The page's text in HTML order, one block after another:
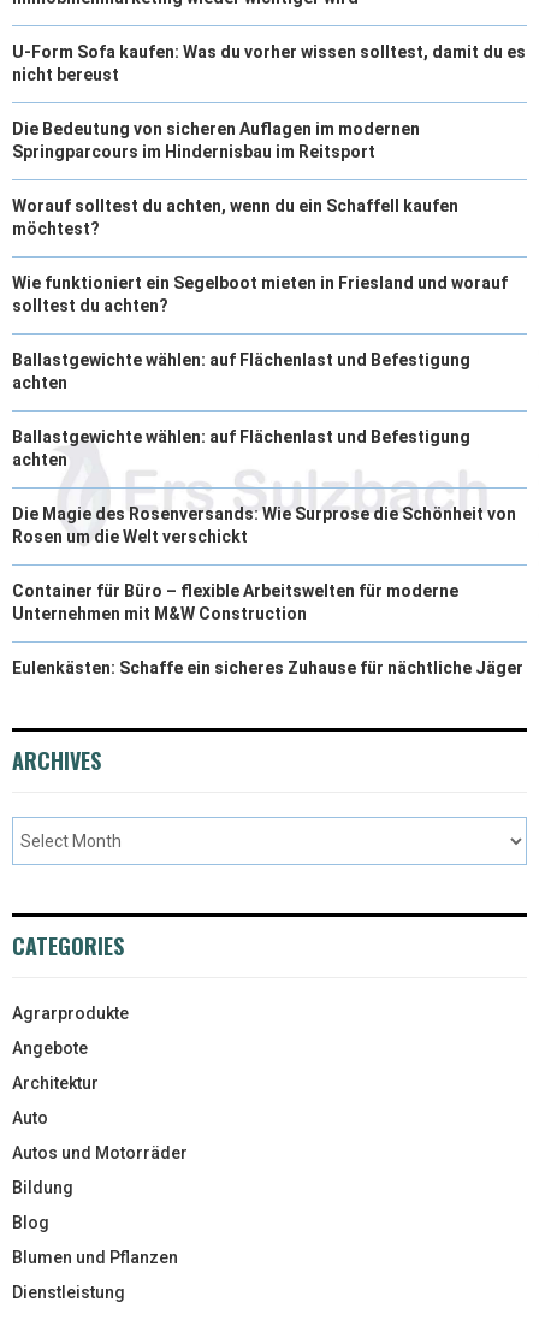
U-Form Sofa kaufen: Was du vorher wissen solltest, damit du es
nicht bereust
Die Bedeutung von sicheren Auflagen im modernen
Springparcours im Hindernisbau im Reitsport
Worauf solltest du achten, wenn du ein Schaffell kaufen
möchtest?
Wie funktioniert ein Segelboot mieten in Friesland und worauf
solltest du achten?
Ballastgewichte wählen: auf Flächenlast und Befestigung
achten
Ballastgewichte wählen: auf Flächenlast und Befestigung
achten
Die Magie des Rosenversands: Wie Surprose die Schönheit von
Rosen um die Welt verschickt
Container für Büro – flexible Arbeitswelten für moderne
Unternehmen mit M&W Construction
Eulenkästen: Schaffe ein sicheres Zuhause für nächtliche Jäger
ARCHIVES
CATEGORIES
Agrarprodukte
Angebote
Architektur
Auto
Autos und Motorräder
Bildung
Blog
Blumen und Pflanzen
Dienstleistung